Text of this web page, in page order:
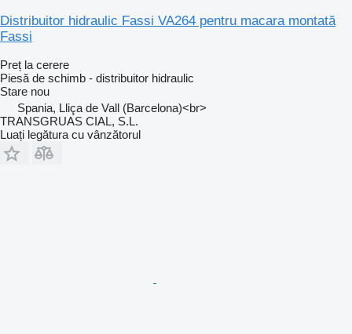
Distribuitor hidraulic Fassi VA264 pentru macara montată
Fassi
Preț la cerere
Piesă de schimb - distribuitor hidraulic
Stare nou
Spania, Lliça de Vall (Barcelona)<br>
TRANSGRUAS CIAL, S.L.
Luați legătura cu vânzătorul